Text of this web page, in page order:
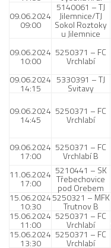
09.06.2024
09:00
5140061 – TJ
Jilemnice/TJ
Sokol Roztoky
u Jilemnice
09.06.2024
10:00
5250371 – FC
Vrchlabí
09.06.2024
14:15
5330391 – TJ
Svitavy
09.06.2024
14:45
5250371 – FC
Vrchlabí
09.06.2024
17:00
5250371 – FC
Vrchlabí B
11.06.2024
17:00
5210441 – SK
Třebechovice
pod Orebem
15.06.2024
10:30
5250321 – MFK
Trutnov B
15.06.2024
11:00
5250371 – FC
Vrchlabí
15.06.2024
13:30
5250371 – FC
Vrchlabí